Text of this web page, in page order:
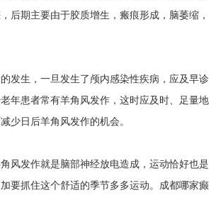
后期主要由于胶质增生，瘢痕形成，脑萎缩，
发生，一旦发生了颅内感染性疾病，应及早诊
年患者常有羊角风发作，这时应及时、足量地
少日后羊角风发作的机会。
风发作就是脑部神经放电造成，运动恰好也是
要抓住这个舒适的季节多多运动。 成都哪家癫